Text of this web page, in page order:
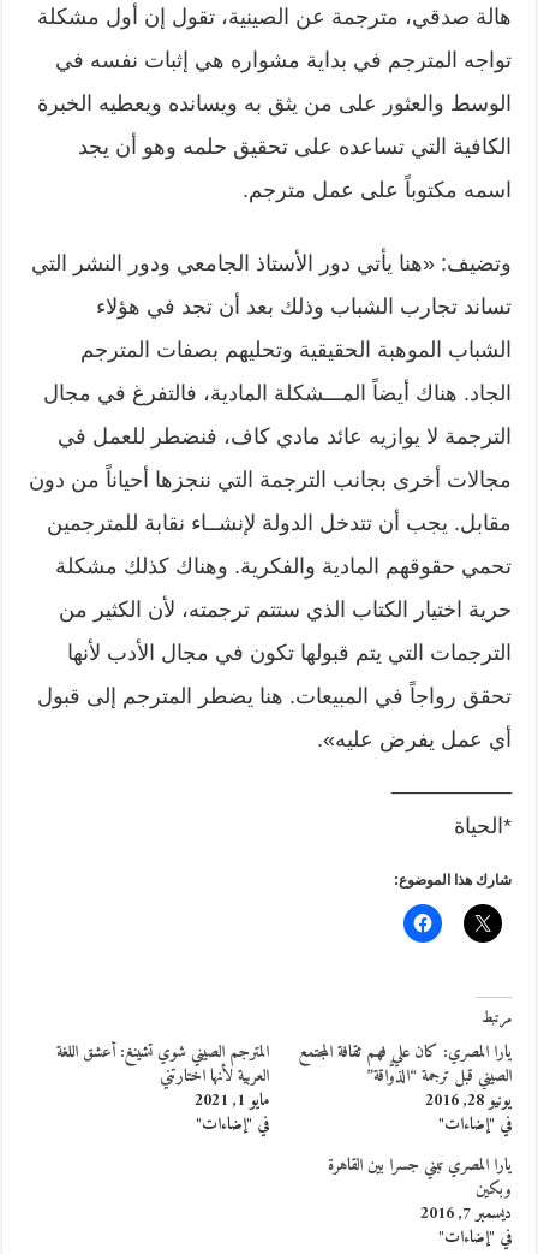
هالة صدقي، مترجمة عن الصينية، تقول إن أول مشكلة
تواجه المترجم في بداية مشواره هي إثبات نفسه في
الوسط والعثور على من يثق به ويسانده ويعطيه الخبرة
الكافية التي تساعده على تحقيق حلمه وهو أن يجد
اسمه مكتوباً على عمل مترجم.
وتضيف: «هنا يأتي دور الأستاذ الجامعي ودور النشر التي
تساند تجارب الشباب وذلك بعد أن تجد في هؤلاء
الشباب الموهبة الحقيقية وتحليهم بصفات المترجم
الجاد. هناك أيضاً المـــشكلة المادية، فالتفرغ في مجال
الترجمة لا يوازيه عائد مادي كاف، فنضطر للعمل في
مجالات أخرى بجانب الترجمة التي ننجزها أحياناً من دون
مقابل. يجب أن تتدخل الدولة لإنشــاء نقابة للمترجمين
تحمي حقوقهم المادية والفكرية. وهناك كذلك مشكلة
حرية اختيار الكتاب الذي ستتم ترجمته، لأن الكثير من
الترجمات التي يتم قبولها تكون في مجال الأدب لأنها
تحقق رواجاً في المبيعات. هنا يضطر المترجم إلى قبول
أي عمل يفرض عليه».
*الحياة
شارك هذا الموضوع:
مرتبط
يارا المصري: كان علي فهم ثقافة المجتمع
الصيني قبل ترجمة “الذوَّاقة”
يونيو 28, 2016
في "إضاءات"
المترجم الصيني شوي تشينغ: أعشق اللغة
العربية لأنها اختارتني
مايو 1, 2021
في "إضاءات"
يارا المصري تبني جسرا بين القاهرة
وبكين
ديسمبر 7, 2016
في "إضاءات"